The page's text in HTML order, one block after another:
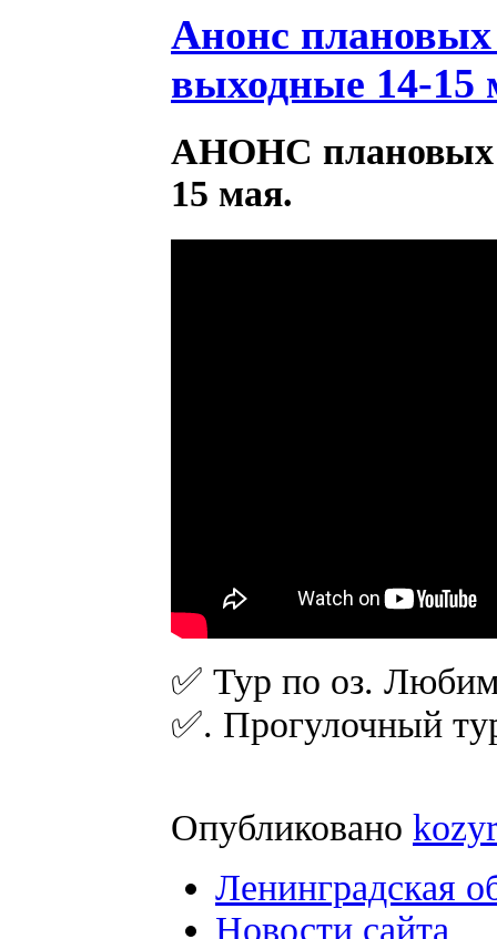
Анонс
выходные 14-15
АНОНС плановых
15 мая.
✅ Тур по оз.
✅. Прогулочный
Опубликовано
Ленинградская
Новости сайта